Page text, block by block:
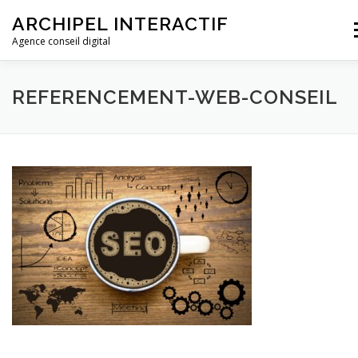
ARCHIPEL INTERACTIF
Agence conseil digital
ACCUEIL L’AGENCE NOS FORMATIONS
REFERENCEMENT-WEB-CONSEIL